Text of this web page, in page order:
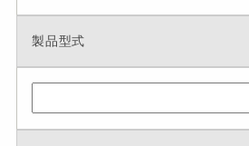
製品型式